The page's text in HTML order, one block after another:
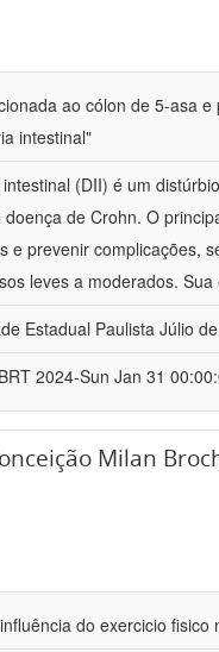
ao cólon de 5-asa
intestinal"
(DII) é um
de Crohn. O
e prevenir complicações,
leves a moderados. Sua
Estadual Paulista Júlio
2024-Sun Jan 31
Milan
do exercicio fisico